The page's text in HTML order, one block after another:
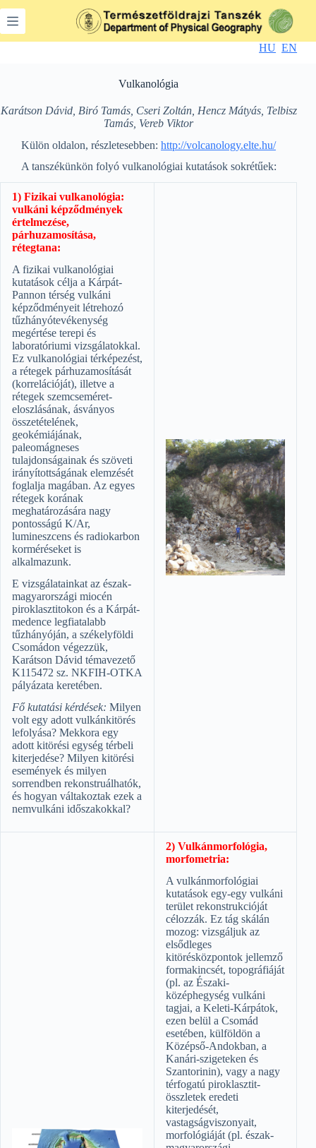
to
content
HU EN
Vulkanológia
Karátson Dávid, Biró Tamás, Cseri Zoltán, Hencz Mátyás, Telbisz
Tamás, Vereb Viktor
Külön oldalon, részletesebben:http://volcanology.elte.hu/
A tanszékünkön folyó vulkanológiai kutatások sokrétűek:
1) Fizikai vulkanológia:
vulkáni képződmények
értelmezése,
párhuzamosítása,
rétegtana:
A fizikai vulkanológiai
kutatások célja a Kárpát-
Pannon térség vulkáni
képződményeit létrehozó
tűzhányótevékenység
megértése terepi és
laboratóriumi vizsgálatokkal.
Ez vulkanológiai térképezést,
a rétegek párhuzamosítását
(korrelációját), illetve a
rétegek szemcseméret-
eloszlásának, ásványos
összetételének,
geokémiájának,
paleomágneses
tulajdonságainak és szöveti
irányítottságának elemzését
foglalja magában. Az egyes
rétegek korának
meghatározására nagy
pontosságú K/Ar,
lumineszcens és radiokarbon
korméréseket is
alkalmazunk.
E vizsgálatainkat az észak-
magyarországi miocén
piroklasztitokon és a Kárpát-
medence legfiatalabb
tűzhányóján, a székelyföldi
Csomádon végezzük,
Karátson Dávid témavezető
K115472 sz. NKFIH-OTKA
pályázata keretében.
Fő kutatási kérdések: Milyen
volt egy adott vulkánkitörés
lefolyása? Mekkora egy
adott kitörési egység térbeli
kiterjedése? Milyen kitörési
események és milyen
sorrendben rekonstruálhatók,
és hogyan váltakoztak ezek a
nemvulkáni időszakokkal?
2) Vulkánmorfológia,
morfometria:
A vulkánmorfológiai
kutatások egy-egy vulkáni
terület rekonstrukcióját
célozzák. Ez tág skálán
mozog: vizsgáljuk az
elsődleges
kitörésközpontok jellemző
formakincsét, topográfiáját
(pl. az Északi-
középhegység vulkáni
tagjai, a Keleti-Kárpátok,
ezen belül a Csomád
esetében, külföldön a
Középső-Andokban, a
Kanári-szigeteken és
Szantorinin), vagy a nagy
térfogatú piroklasztit-
összletek eredeti
kiterjedését,
vastagságviszonyait,
morfológiáját (pl. észak-